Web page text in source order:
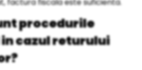
procedurile
cazul returului